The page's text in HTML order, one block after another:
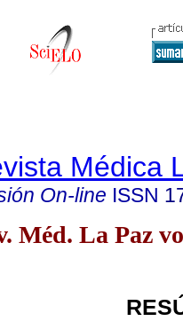
Médica
On-line ISSN
Méd. La Paz